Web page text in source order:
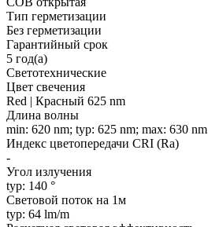
Тип герметизации
Без герметизации
Гарантийный срок
5 год(а)
Светотехнические
Цвет свечения
Red | Красный 625 nm
Длина волны
min: 620 nm; typ: 625 nm; max: 630 nm
Индекс цветопередачи CRI (Ra)
-
Угол излучения
typ: 140 °
Световой поток на 1м
typ: 64 lm/m